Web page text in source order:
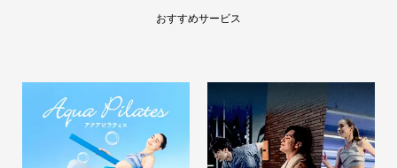
気習慣！！
2026.08.07
29歳以下 新規入会時限定プ
おすすめサービス